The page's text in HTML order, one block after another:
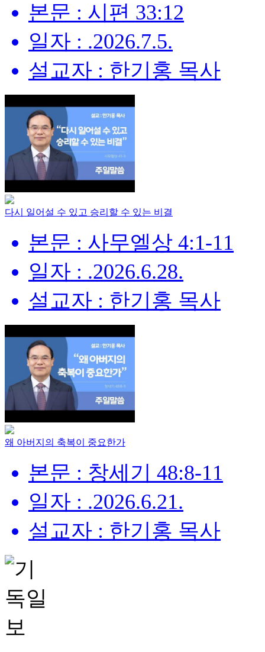
본문 : 시편 33:12
일자 : .2026.7.5.
설교자 : 한기홍 목사
다시 일어설 수 있고 승리할 수 있는 비결
본문 : 사무엘상 4:1-11
일자 : .2026.6.28.
설교자 : 한기홍 목사
왜 아버지의 축복이 중요한가
본문 : 창세기 48:8-11
일자 : .2026.6.21.
설교자 : 한기홍 목사